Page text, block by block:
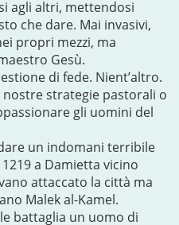
agli altri, mettendosi
che dare. Mai invasivi,
propri mezzi, ma
Gesù.
di fede. Nient’altro.
strategie pastorali o
gli uomini del
un indomani terribile
a Damietta vicino
attaccato la città ma
Malek al-Kamel.
battaglia un uomo di